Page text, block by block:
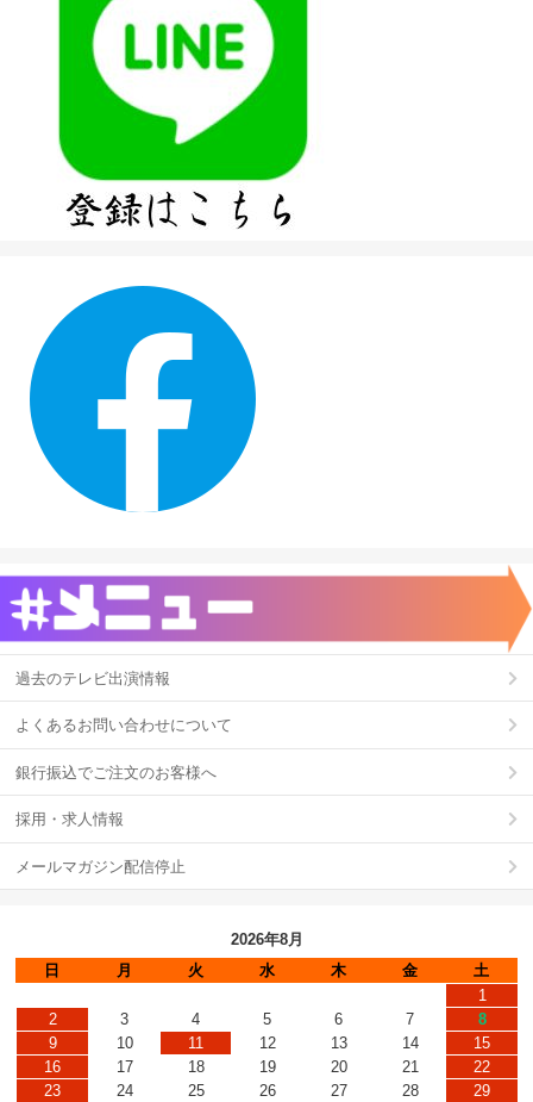
過去のテレビ出演情報
よくあるお問い合わせについて
銀行振込でご注文のお客様へ
採用・求人情報
メールマガジン配信停止
2026年8月
日
月 火 水 木 金
土
1
2
3 4 5 6 7
8
9
10 11 12 13 14
15
16
17 18 19 20 21
22
23
24 25 26 27 28 29